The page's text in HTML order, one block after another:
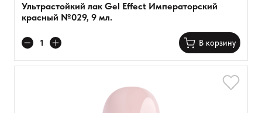
Ультрастойкий лак Gel Effect Императорский
красный №029, 9 мл.
В корзину